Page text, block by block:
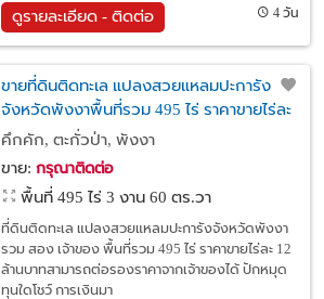
ดูรายละเอียด - ติดต่อ 4 วัน
ขายที่ดินติดทะเล แปลงสวยแหลมปะการัง
จังหวัดพังงาพื้นที่รวม 495 ไร่ ราคาขายไร่ละ
12 ล้านบาท
คึกคัก, ตะกั่วป่า, พังงา
ขาย: กรุณาติดต่อ
พื้นที่ 495 ไร่ 3 งาน 60 ตร.วา
ที่ดินติดทะเล แปลงสวยแหลมปะการังจังหวัดพังงา
รวม สอง เจ้าของ พื้นที่รวม 495 ไร่ ราคาขายไร่ละ 12
ล้านบาทสามารถต่อรองราคาจากเจ้าของได้ ปักหมุด
ทุนใดโชว์ การเงินมา